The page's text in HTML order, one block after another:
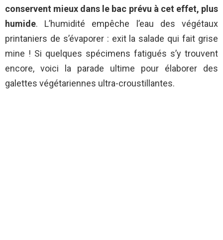
conservent mieux dans le bac prévu à cet effet, plus
humide. L’humidité empêche l’eau des végétaux
printaniers de s’évaporer : exit la salade qui fait grise
mine ! Si quelques spécimens fatigués s’y trouvent
encore, voici la parade ultime pour élaborer des
galettes végétariennes ultra-croustillantes.